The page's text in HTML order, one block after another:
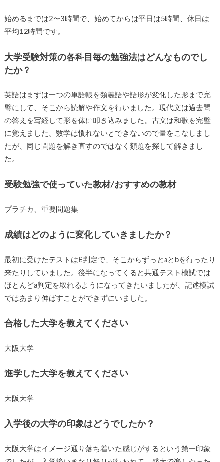
始めるまでは2〜3時間で、始めてからは平日は5時間、休日は
平均12時間です。
大学受験対策の各科目毎の勉強法はどんなものでし
たか？
英語はまずは一つの単語帳を類義語や語形が変化した形まで完
璧にして、そこから読解や作文を行いました。現代文は過去問
の答えを写経して形を体に叩き込みました。古文は和歌を完璧
に覚えました。数学は慣れないとできないので量をこなしまし
たが、同じ問題を解き直すのではなく類題を探して解きまし
た。
受験勉強で使っていた教材/おすすめの教材
プラチカ、重要問題集
成績はどのように変化していきましたか？
最初に受けたテストはB判定で、そこからずっとaとbを行ったり
来たりしていました。後半になってくると共通テスト模試では
ほとんどa判定を取れるようになってきたいましたが、記述模試
ではあまり伸ばすことができずにいました。
合格した大学を教えてください
大阪大学
進学した大学を教えてください
大阪大学
入学後の大学の印象はどうでしたか？
大阪大学はイメージ通り落ち着いた感じがするという第一印象